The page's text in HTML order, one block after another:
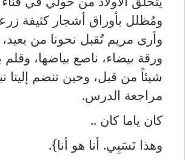
ومُظلل بأوراق أشجار كثيفة
وأرى مريم تُقبل نحونا من
ورقة بيضاء، ناصع بياضها،
شيئاً من قبل، وحين تنضم إلينا
مراجعة الدرس.
كان ياما كان ..
وهذا نَسَبِي. أنا هو أنا}.